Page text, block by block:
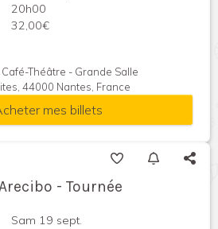
20h00
32,00€
Théâtre - Grande Salle
44000 Nantes, France
mes billets
- Tournée
Sam 19 sept.